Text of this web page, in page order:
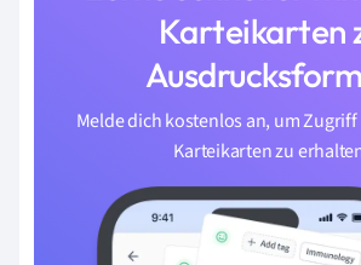
Karteikarten
Melde dich kostenlos an, um
Karteikarten zu